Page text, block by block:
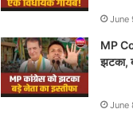
June
MP
झटका,
June